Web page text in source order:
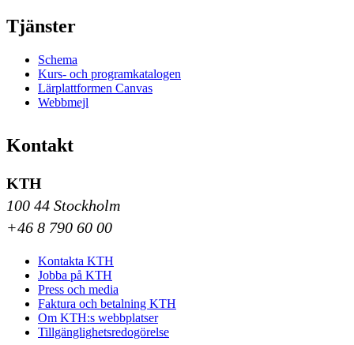
Tjänster
Schema
Kurs- och programkatalogen
Lärplattformen Canvas
Webbmejl
Kontakt
KTH
100 44 Stockholm
+46 8 790 60 00
Kontakta KTH
Jobba på KTH
Press och media
Faktura och betalning KTH
Om KTH:s webbplatser
Tillgänglighetsredogörelse